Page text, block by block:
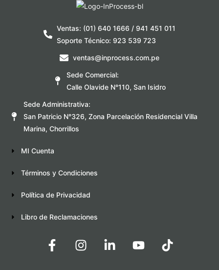
Ventas: (01) 640 1666 / 941 451 011
Soporte Técnico: 923 539 723
ventas@inprocess.com.pe
Sede Comercial:
Calle Olavide N°110, San Isidro
Sede Administrativa:
San Patricio N°326, Zona Parcelación Residencial Villa
Marina, Chorrillos
MI Cuenta
Términos y Condiciones
Política de Privacidad
Libro de Reclamaciones